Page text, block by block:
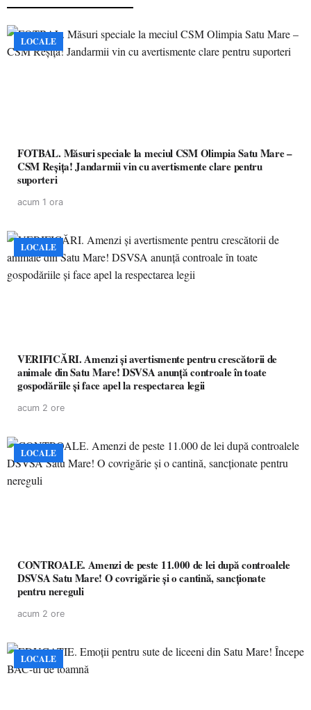
LOCALE
FOTBAL. Măsuri speciale la meciul CSM Olimpia Satu Mare –
CSM Reșița! Jandarmii vin cu avertismente clare pentru
suporteri
acum 1 ora
LOCALE
VERIFICĂRI. Amenzi și avertismente pentru crescătorii de
animale din Satu Mare! DSVSA anunță controale în toate
gospodăriile și face apel la respectarea legii
acum 2 ore
LOCALE
CONTROALE. Amenzi de peste 11.000 de lei după controalele
DSVSA Satu Mare! O covrigărie și o cantină, sancționate
pentru nereguli
acum 2 ore
LOCALE